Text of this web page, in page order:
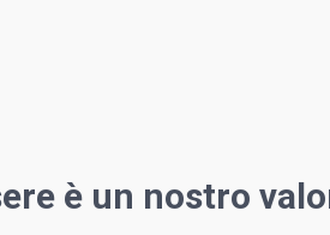
è un nostro